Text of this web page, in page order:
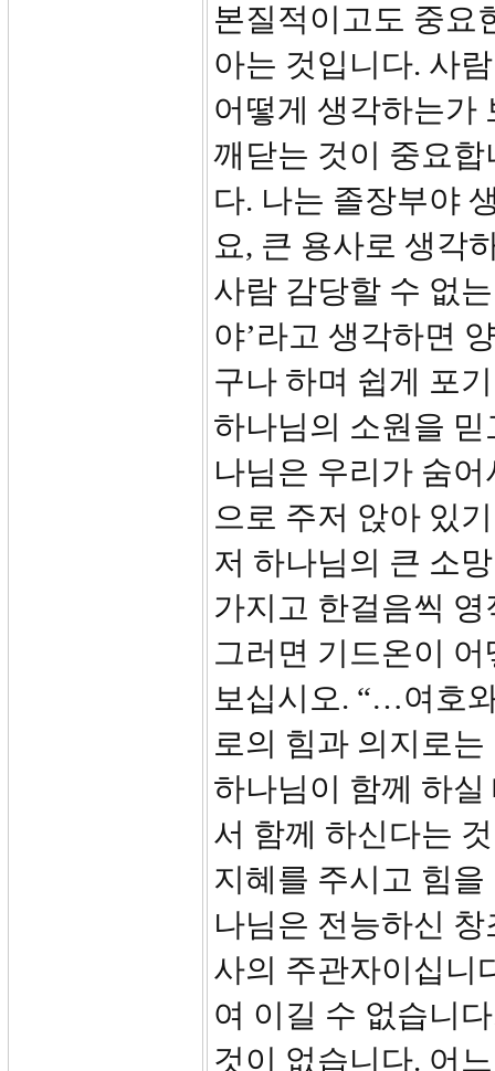
본질적이고도 중요
아는 것입니다. 사
어떻게 생각하는가
깨닫는 것이 중요
다. 나는 졸장부야
요, 큰 용사로 생각
사람 감당할 수 없
야’라고 생각하면
구나 하며 쉽게 포
하나님의 소원을
나님은 우리가 숨
으로 주저 앉아 있
저 하나님의 큰 소
가지고 한걸음씩
그러면 기드온이
보십시오. “…여호
로의 힘과 의지로
하나님이 함께 하
서 함께 하신다는
지혜를 주시고 힘
나님은 전능하신
사의 주관자이십니
여 이길 수 없습니
것이 없습니다. 어